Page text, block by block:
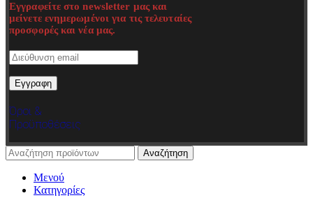
Εγγραφείτε στο newsletter μας και
μείνετε ενημερωμένοι για τις τελευταίες
προσφορές και νέα μας.
Όροι &
Προϋποθέσεις
Αναζήτηση
Μενού
Κατηγορίες